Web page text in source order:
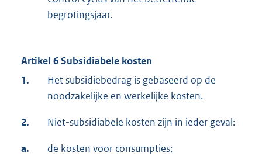
begrotingsjaar.
Artikel 6 Subsidiabele kosten
1.
Het subsidiebedrag is gebaseerd op de
noodzakelijke en werkelijke kosten.
2. Niet-subsidiabele kosten zijn in ieder geval:
a. de kosten voor consumpties;